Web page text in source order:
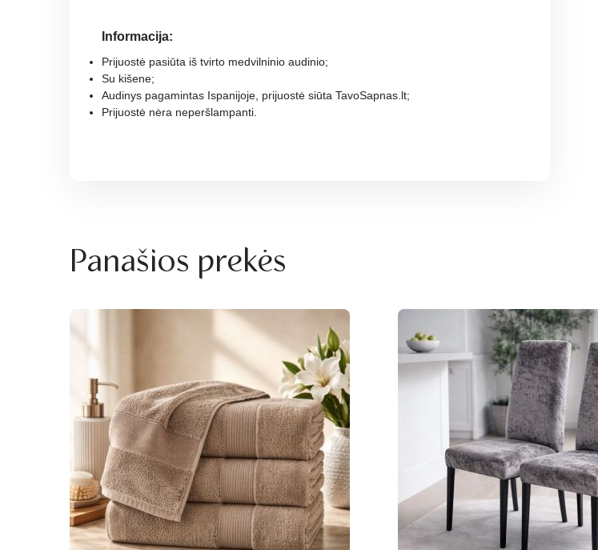
Informacija:
Prijuostė pasiūta iš tvirto medvilninio audinio;
Su kišene;
Audinys pagamintas Ispanijoje, prijuostė siūta TavoSapnas.lt;
Prijuostė nėra neperšlampanti.
Panašios prekės